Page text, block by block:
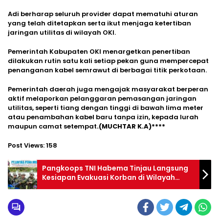
Adi berharap seluruh provider dapat mematuhi aturan
yang telah ditetapkan serta ikut menjaga ketertiban
jaringan utilitas di wilayah OKI.
Pemerintah Kabupaten OKI menargetkan penertiban
dilakukan rutin satu kali setiap pekan guna mempercepat
penanganan kabel semrawut di berbagai titik perkotaan.
Pemerintah daerah juga mengajak masyarakat berperan
aktif melaporkan pelanggaran pemasangan jaringan
utilitas, seperti tiang dengan tinggi di bawah lima meter
atau penambahan kabel baru tanpa izin, kepada lurah
maupun camat setempat.(MUCHTAR K.A)****
Post Views:158
Pangkoops TNI Habema Tinjau Langsung
Kesiapan Evakuasi Korban di Wilayah
Korowai